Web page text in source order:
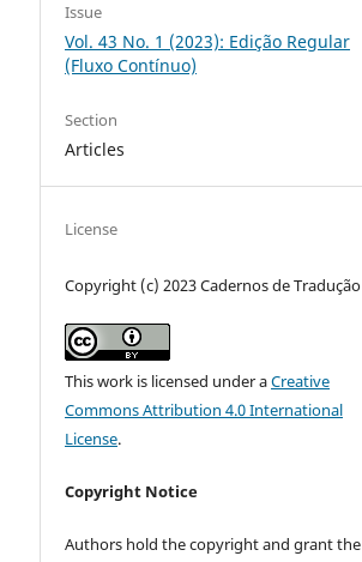
Issue
Vol. 43 No. 1 (2023): Edição Regular
(Fluxo Contínuo)
Section
Articles
License
Copyright (c) 2023 Cadernos de Tradução
This work is licensed under aCreative
Commons Attribution 4.0 International
License.
Copyright Notice
Authors hold the copyright and grant the